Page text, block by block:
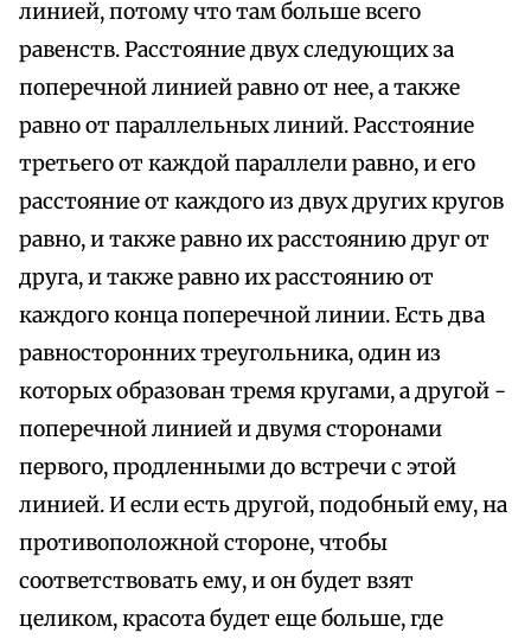
линией, потому что там больше всего
равенств. Расстояние двух следующих за
поперечной линией равно от нее, а также
равно от параллельных линий. Расстояние
третьего от каждой параллели равно, и его
расстояние от каждого из двух других кругов
равно, и также равно их расстоянию друг от
друга, и также равно их расстоянию от
каждого конца поперечной линии. Есть два
равносторонних треугольника, один из
которых образован тремя кругами, а другой -
поперечной линией и двумя сторонами
первого, продленными до встречи с этой
линией. И если есть другой, подобный ему, на
противоположной стороне, чтобы
соответствовать ему, и он будет взят
целиком, красота будет еще больше, где